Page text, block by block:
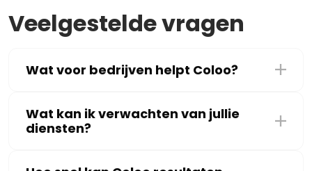
Veelgestelde vragen
Wat voor bedrijven helpt Coloo?
Wat kan ik verwachten van jullie
diensten?